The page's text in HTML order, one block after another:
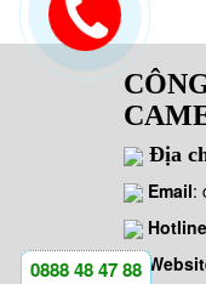
Địa
Email:
Hotline
0888 48 47 88